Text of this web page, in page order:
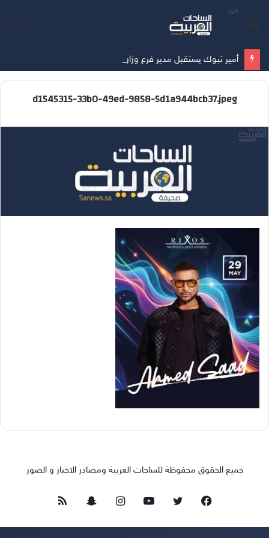
أمير تبوك يستقبل مدير فرع وزارة الرياضة بالمنطقة
d1545315-33b0-49ed-9858-5d1a944bcb37.jpeg
جميع الحقوق محفوظة للساحات العربية ومصادر الاخبار و الصور
فيسبوك تويتر يوتيوبانستقرامسناب
تشات
ملخص
الموقع